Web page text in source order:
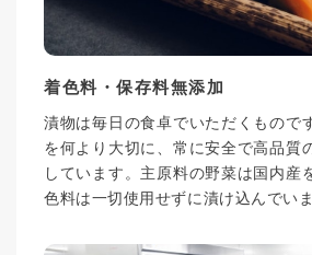
着色料・保存料無添加
漬物は毎日の食卓でいただくもので
を何より大切に、常に安全で高品質
しています。主原料の野菜は国内産
色料は一切使用せずに漬け込んでいま